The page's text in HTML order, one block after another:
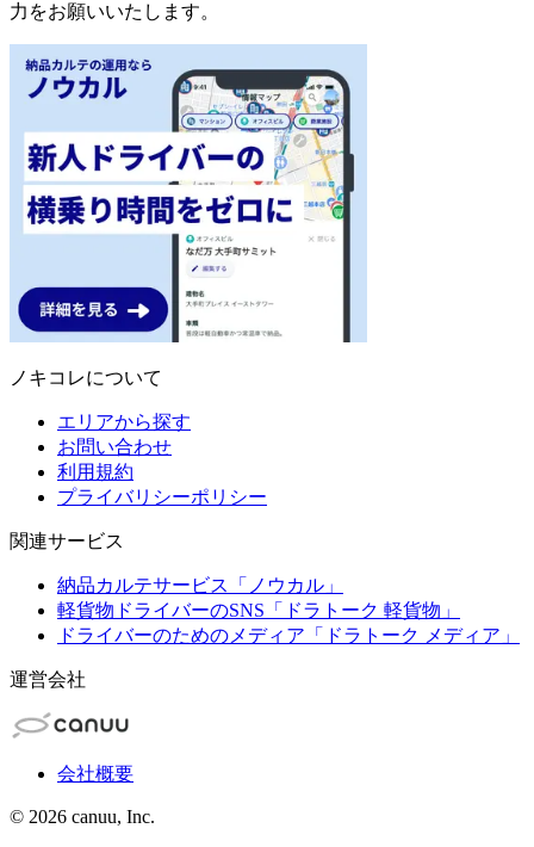
力をお願いいたします。
ノキコレについて
エリアから探す
お問い合わせ
利用規約
プライバリシーポリシー
関連サービス
納品カルテサービス「ノウカル」
軽貨物ドライバーのSNS「ドラトーク 軽貨物」
ドライバーのためのメディア「ドラトーク メディア」
運営会社
会社概要
© 2026 canuu, Inc.